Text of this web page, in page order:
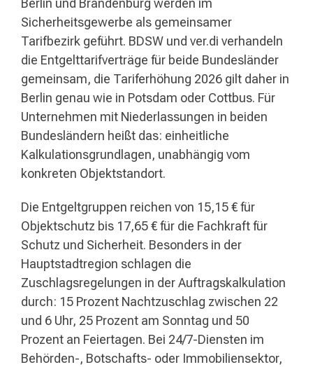
Berlin und Brandenburg werden im
Sicherheitsgewerbe als gemeinsamer
Tarifbezirk geführt. BDSW und ver.di verhandeln
die Entgelttarifverträge für beide Bundesländer
gemeinsam, die Tariferhöhung 2026 gilt daher in
Berlin genau wie in Potsdam oder Cottbus. Für
Unternehmen mit Niederlassungen in beiden
Bundesländern heißt das: einheitliche
Kalkulationsgrundlagen, unabhängig vom
konkreten Objektstandort.
Die Entgeltgruppen reichen von 15,15 € für
Objektschutz bis 17,65 € für die Fachkraft für
Schutz und Sicherheit. Besonders in der
Hauptstadtregion schlagen die
Zuschlagsregelungen in der Auftragskalkulation
durch: 15 Prozent Nachtzuschlag zwischen 22
und 6 Uhr, 25 Prozent am Sonntag und 50
Prozent an Feiertagen. Bei 24/7-Diensten im
Behörden-, Botschafts- oder Immobiliensektor,